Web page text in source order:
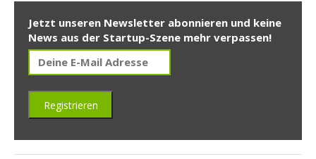
Jetzt unseren Newsletter abonnieren und keine
News aus der Startup-Szene mehr verpassen!